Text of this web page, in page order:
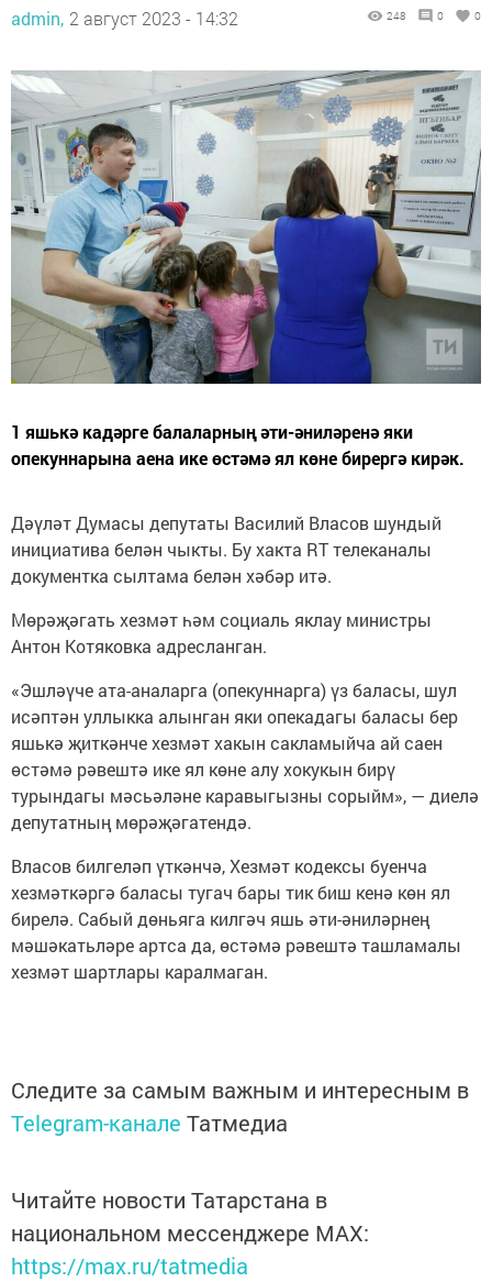
admin, 2 август 2023 - 14:32 248 0 0
1 яшькә кадәрге балаларның әти-әниләренә яки
опекуннарына аена ике өстәмә ял көне бирергә кирәк.
Дәүләт Думасы депутаты Василий Власов шундый
инициатива белән чыкты. Бу хакта RT телеканалы
документка сылтама белән хәбәр итә.
Мөрәҗәгать хезмәт һәм социаль яклау министры
Антон Котяковка адресланган.
«Эшләүче ата-аналарга (опекуннарга) үз баласы, шул
исәптән уллыкка алынган яки опекадагы баласы бер
яшькә җиткәнче хезмәт хакын сакламыйча ай саен
өстәмә рәвештә ике ял көне алу хокукын бирү
турындагы мәсьәләне каравыгызны сорыйм», — диелә
депутатның мөрәҗәгатендә.
Власов билгеләп үткәнчә, Хезмәт кодексы буенча
хезмәткәргә баласы тугач бары тик биш кенә көн ял
бирелә. Сабый дөньяга килгәч яшь әти-әниләрнең
мәшәкатьләре артса да, өстәмә рәвештә ташламалы
хезмәт шартлары каралмаган.
Следите за самым важным и интересным в
Telegram-канале Татмедиа
Читайте новости Татарстана в
национальном мессенджере MАХ:
https://max.ru/tatmedia